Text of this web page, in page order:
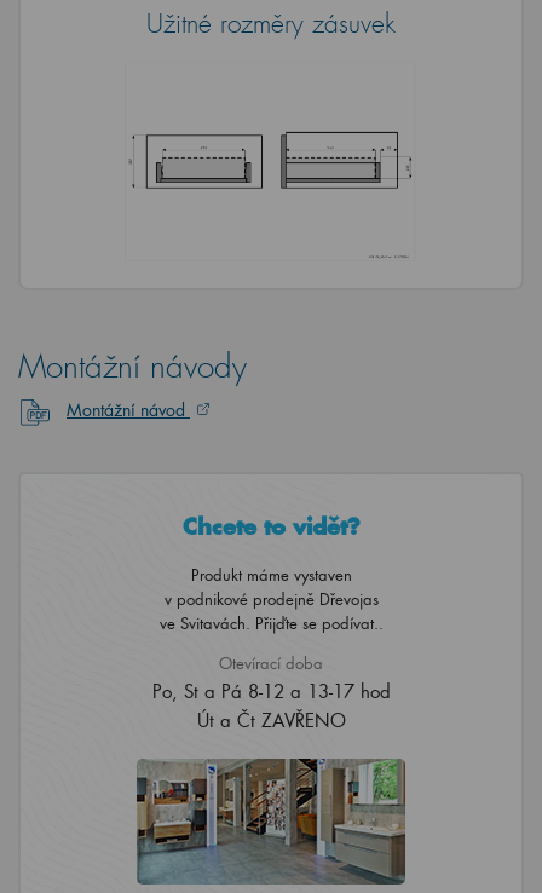
Užitné rozměry zásuvek
Montážní návody
Montážní návod
Chcete to vidět?
Produkt máme vystaven
v podnikové prodejně Dřevojas
ve Svitavách. Přijďte se podívat..
Otevírací doba
Po, St a Pá 8-12 a 13-17 hod
Út a Čt ZAVŘENO